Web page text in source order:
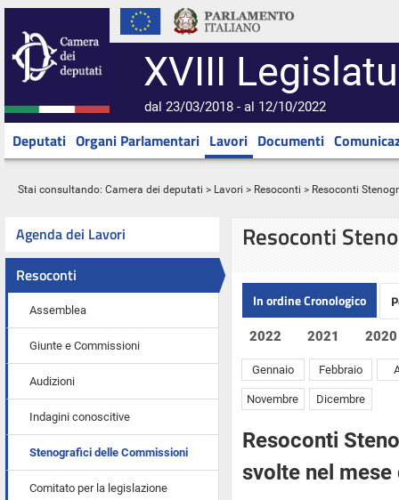
XVIII
dal 23/03/2018 - al 12/10/2022
Deputati Organi Parlamentari Lavori Documenti
Stai consultando: Camera dei deputati > Lavori > Resoconti > Resoconti
Agenda dei Lavori
Resoconti
Assemblea
Giunte e Commissioni
Audizioni
Indagini conoscitive
Stenografici delle Commissioni
Comitato per la legislazione
Resoconti
In ordine Cronologico
2022 2021 2020
Gennaio Febbraio
Novembre Dicembre
Resoconti
svolte nel